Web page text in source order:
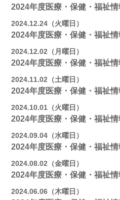
2024年度医療・保健・福祉情
2024.12.24（火曜日）
2024年度医療・保健・福祉情
2024.12.02（月曜日）
2024年度医療・保健・福祉情
2024.11.02（土曜日）
2024年度医療・保健・福祉情
2024.10.01（火曜日）
2024年度医療・保健・福祉情
2024.09.04（水曜日）
2024年度医療・保健・福祉情
2024.08.02（金曜日）
2024年度医療・保健・福祉情
2024.06.06（木曜日）